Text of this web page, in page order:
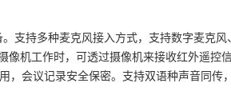
支持多种麦克风接入方式，支持数字麦克风
机工作时，可透过摄像机来接收红外遥控
，会议记录安全保密。支持双语种声音同传